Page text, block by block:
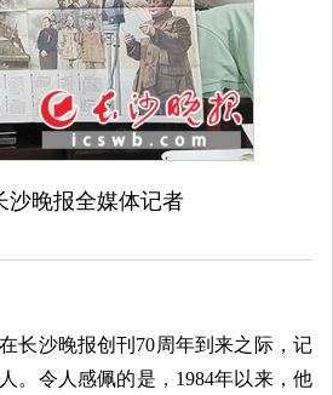
沙晚报全媒体记者
沙晚报创刊70周年到来之际，记
。令人感佩的是，1984年以来，他